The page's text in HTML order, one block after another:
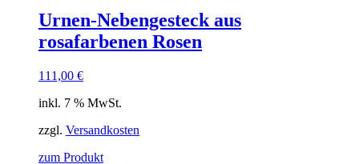
Urnen-Nebengesteck aus
rosafarbenen Rosen
111,00 €
inkl. 7 % MwSt.
zzgl. Versandkosten
zum Produkt